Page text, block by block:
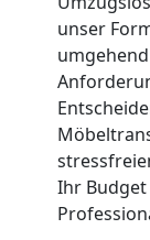
unser
Ihr